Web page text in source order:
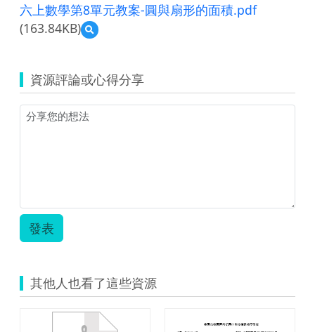
六上數學第8單元教案-圓與扇形的面積.pdf
(163.84KB)
預
覽
數
學
第
資源評論或心得分享
發表
其他人也看了這些資源